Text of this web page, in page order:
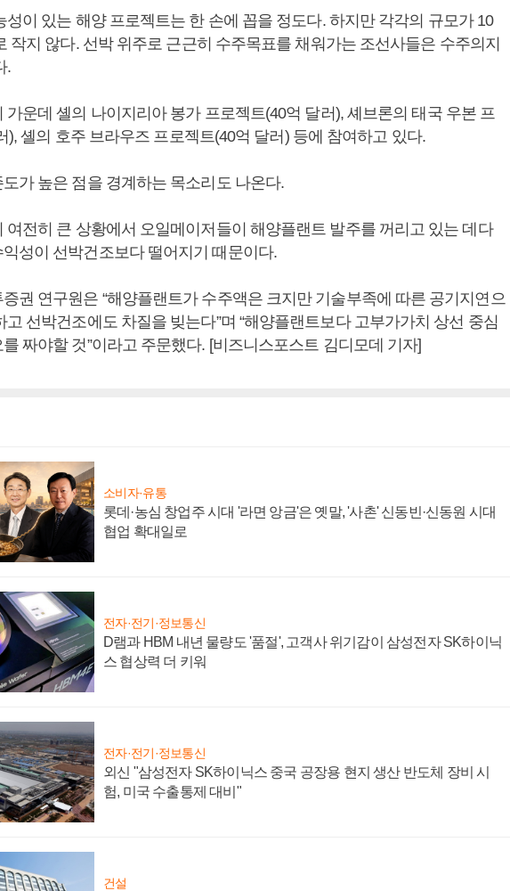
성이 있는 해양 프로젝트는 한 손에 꼽을 정도다. 하지만 각각의 규모가 10
작지 않다. 선박 위주로 근근히 수주목표를 채워가는 조선사들은 수주의지
.
가운데 셸의 나이지리아 봉가 프로젝트(40억 달러), 셰브론의 태국 우본 프
), 셸의 호주 브라우즈 프로젝트(40억 달러) 등에 참여하고 있다.
가 높은 점을 경계하는 목소리도 나온다.
여전히 큰 상황에서 오일메이저들이 해양플랜트 발주를 꺼리고 있는 데다
성이 선박건조보다 떨어지기 때문이다.
권 연구원은 “해양플랜트가 수주액은 크지만 기술부족에 따른 공기지연으
고 선박건조에도 차질을 빚는다”며 “해양플랜트보다 고부가가치 상선 중심
짜야할 것”이라고 주문했다. [비즈니스포스트 김디모데 기자]
소비자·유통
롯데·농심 창업주 시대 '라면 앙금'은 옛말, '사촌' 신동빈·신동원 시대
협업 확대일로
전자·전기·정보통신
D램과 HBM 내년 물량도 '품절', 고객사 위기감이 삼성전자 SK하이닉
스 협상력 더 키워
전자·전기·정보통신
외신 "삼성전자 SK하이닉스 중국 공장용 현지 생산 반도체 장비 시
험, 미국 수출통제 대비"
건설